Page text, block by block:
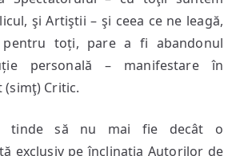
şi Artiştii – şi ceea ce ne leagă,
toți, pare a fi abandonul
personală – manifestare în
(simţ) Critic.
tinde să nu mai fie decât o
exclusiv pe înclinația Autorilor de